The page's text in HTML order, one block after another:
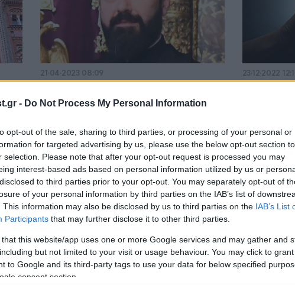
- Do Not Process My Personal Information
opt-out of the sale, sharing to third parties, or processing of your personal or
for targeted advertising by us, please use the below opt-out section to
selection. Please note that after your opt-out request is processed you may
interest-based ads based on personal information utilized by us or
to third parties prior to your opt-out. You may separately opt-out of
of your personal information by third parties on the IAB’s list of
This information may also be disclosed by us to third parties on the IAB’s List
Participants that may further disclose it to other third parties.
that this website/app uses one or more Google services and may gather and
but not limited to your visit or usage behaviour. You may click to
to Google and its third-party tags to use your data for below specified
consent section.
21·04·2023 08:09
Αρχιμανδρίτης του Φαναρίου για
23·12·2022
Πρώην
γιατί
27·10·2022 08:56